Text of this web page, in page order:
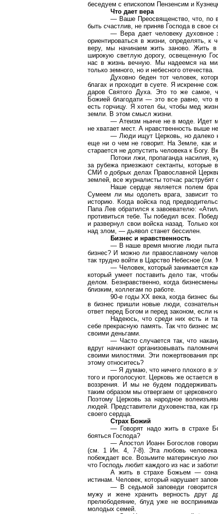
беседуем с епископом Пензенсим и
Что дает вера
— Ваше Преосвященство, что, по
быть счастлив, не приняв Господа в свое
— Вера дает человеку духовное
ориентироваться в жизни, определять, к
веру, мы начинаем жить заново. Жить
широкую светлую дорогу, освещенную
нас в жизнь вечную. Мы надеемся на
только земного, но и небесного отечества.
Духовно беден тот человек,
благах и проходит в суете. Я искренне
даров Святого Духа. Это то же самое,
Божией благодати — это все равно, что
есть горчицу. Я хотел бы, чтобы мед
земли. В этом смысл жизни.
— Атеизм нынче не в моде. Идет
не хватает мест. А нравственность выше
— Люди ищут Церковь, но далеко
еще ни о чем не говорит. На Земле, как
старается не допустить человека к Богу.
Потоки лжи, пропаганда насилия,
за рубежа приезжают сектанты,
СМИ о добрых делах Православной
землей, все журналисты тотчас раструбят
Наше сердце является полем
Сумеем ли мы одолеть врага, зависит
историю. Когда войска под
Папа Лев обратился к завоевателю:
противиться тебе. Ты победил всех.
и развернул свои войска назад. Только
над злом, — дьявол станет бессилен.
Бизнес и нравственность
— В наше время многие люди
бизнес? И можно ли православному
так трудно войти в Царство Небесное
— Человек, который занимается
который умеет поставить дело так,
делом. Безнравственно, когда
близким, коллегам по работе.
90-е годы XX века, когда бизнес
в бизнес пришли новые люди,
ответ перед Богом и перед законом, если
Надеюсь, что среди них есть и
себе прекрасную память. Так что бизнес
своими деньгами.
— Часто случается так, что
вдруг начинают организовывать
своими милостями. Эти пожертвования
этому относитесь?
— Я думаю, что ничего плохого в
того и проголосуют. Церковь же остается
воззрения. И мы не будем
таким образом мы отвергаем от
Поэтому Церковь за народное
людей. Представители духовенства, как
своего сердца.
Страх Божий
— Говорят надо жить в страхе
бояться Господа?
— Апостол Иоанн Богослов
(см. 1 Ин. 4, 7-8). Эта любовь
побеждает все. Возьмите материнскую
что Господь любит каждого из нас и
А жить в страхе Божьем —
истинам. Человек, который нарушает
— В седьмой заповеди
мужу и жене хранить верность друг
прелюбодеяние, блуд уже не
молодых семей.